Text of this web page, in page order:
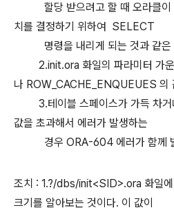
할당 받으려고 할 때 오라클이
치를 결정하기 위하여 SELECT
명령을 내리게 되는 것과 같은
2.init.ora 화일의 파라미터 가
나 ROW_CACHE_ENQUEUES 의
3.테이블 스페이스가 가득 차거
값을 초과해서 에러가 발생하는
경우 ORA-604 에러가 함께
조치 : 1.?/dbs/init<SID>.ora 화일
크기를 알아보는 것이다. 이 값이